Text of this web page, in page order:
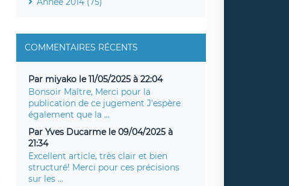
COMMENTAIRES RÉCENTS
Par miyako le 11/05/2025 à 22:04
Bonsoir Maître, Merci pour la
publication de ce jugement J'espère
également que la ...
Par Yves Ducarme le 09/04/2025 à
21:34
Excellent article, très clair et bien
structuré! Merci pour ces précisions
sur les ...